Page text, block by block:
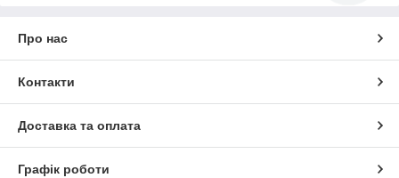
Про нас
Контакти
Доставка та оплата
Графік роботи